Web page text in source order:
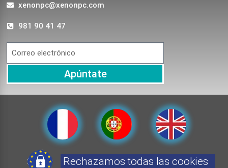
xenonpc@xenonpc.com
981 90 41 47
Apúntate
Rechazamos todas las cookies